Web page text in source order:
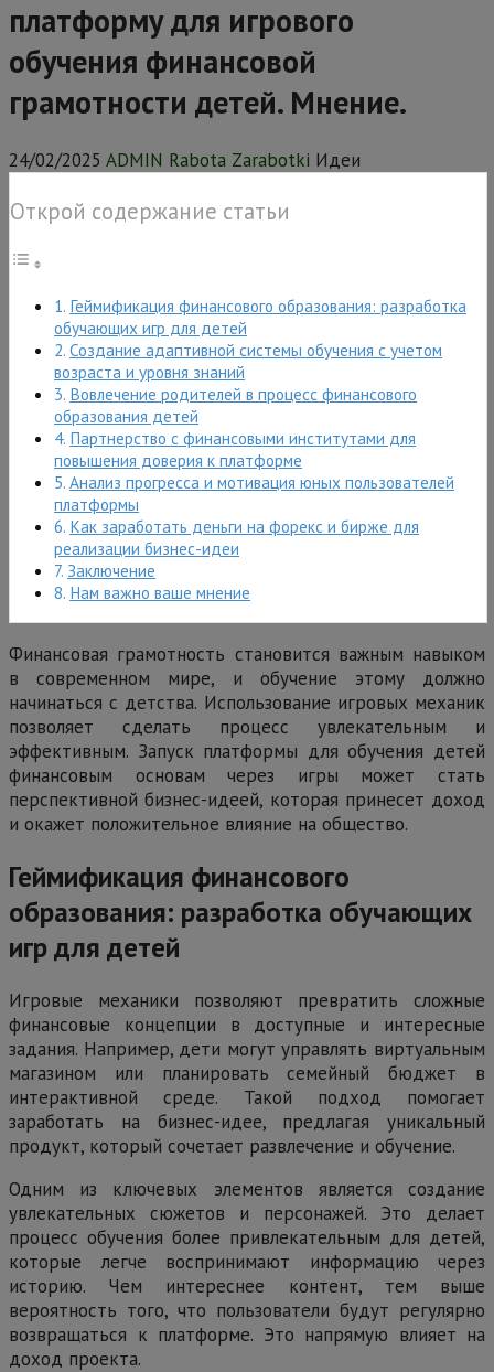
платформу для игрового
обучения финансовой
грамотности детей. Мнение.
24/02/2025 ADMIN Rabota Zarabotki Идеи
Открой содержание статьи
Геймификация финансового образования: разработка
обучающих игр для детей
Создание адаптивной системы обучения с учетом
возраста и уровня знаний
Вовлечение родителей в процесс финансового
образования детей
Партнерство с финансовыми институтами для
повышения доверия к платформе
Анализ прогресса и мотивация юных пользователей
платформы
Как заработать деньги на форекс и бирже для
реализации бизнес-идеи
Заключение
Нам важно ваше мнение
Финансовая грамотность становится важным навыком
в современном мире, и обучение этому должно
начинаться с детства. Использование игровых механик
позволяет сделать процесс увлекательным и
эффективным. Запуск платформы для обучения детей
финансовым основам через игры может стать
перспективной бизнес-идеей, которая принесет доход
и окажет положительное влияние на общество.
Геймификация финансового
образования: разработка обучающих
игр для детей
Игровые механики позволяют превратить сложные
финансовые концепции в доступные и интересные
задания. Например, дети могут управлять виртуальным
магазином или планировать семейный бюджет в
интерактивной среде. Такой подход помогает
заработать на бизнес-идее, предлагая уникальный
продукт, который сочетает развлечение и обучение.
Одним из ключевых элементов является создание
увлекательных сюжетов и персонажей. Это делает
процесс обучения более привлекательным для детей,
которые легче воспринимают информацию через
историю. Чем интереснее контент, тем выше
вероятность того, что пользователи будут регулярно
возвращаться к платформе. Это напрямую влияет на
доход проекта.